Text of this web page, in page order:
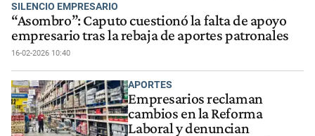
SILENCIO EMPRESARIO
“Asombro”: Caputo cuestionó la falta de apoyo
empresario tras la rebaja de aportes patronales
16-02-2026 10:40
APORTES
Empresarios reclaman
cambios en la Reforma
Laboral y denuncian